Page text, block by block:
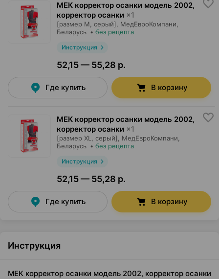
МЕК корректор осанки модель 2002,
корректор осанки ×1
[размер M, серый], МедЕвроКомпани
Беларусь • без рецепта
Инструкция
52,15 — 55,28 р.
Где купить В корзину
МЕК корректор осанки модель 2002,
корректор осанки ×1
[размер ХL, серый], МедЕвроКомпани
Беларусь • без рецепта
Инструкция
52,15 — 55,28 р.
Где купить В корзину
Инструкция
МЕК корректор осанки модель 2002, корректор осанки